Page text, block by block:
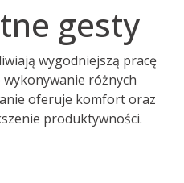
gesty
wygodniejszą pracę
różnych
oferuje komfort oraz
produktywności.